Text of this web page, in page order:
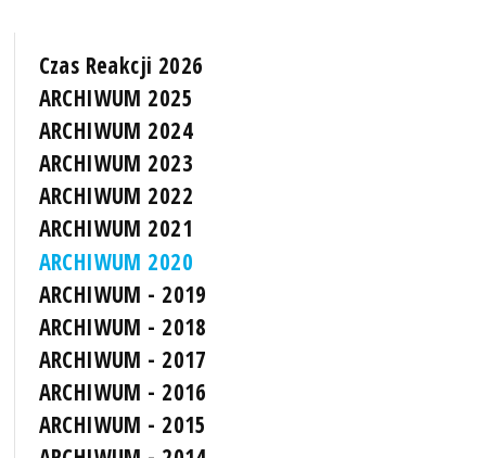
Czas Reakcji 2026
ARCHIWUM 2025
ARCHIWUM 2024
ARCHIWUM 2023
ARCHIWUM 2022
ARCHIWUM 2021
ARCHIWUM 2020
ARCHIWUM - 2019
ARCHIWUM - 2018
ARCHIWUM - 2017
ARCHIWUM - 2016
ARCHIWUM - 2015